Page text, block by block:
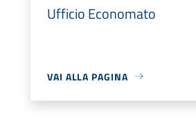
Ufficio Economato
VAI ALLA PAGINA